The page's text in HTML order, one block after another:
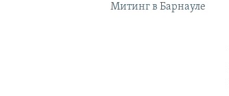
Митинг в Барнауле